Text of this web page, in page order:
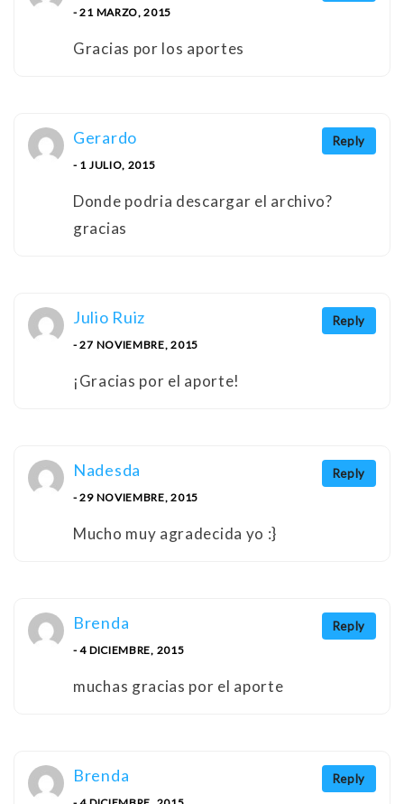
- 21 MARZO, 2015
Gracias por los aportes
Reply
Gerardo
- 1 JULIO, 2015
Donde podria descargar el archivo?
gracias
Reply
Julio Ruiz
- 27 NOVIEMBRE, 2015
¡Gracias por el aporte!
Reply
Nadesda
- 29 NOVIEMBRE, 2015
Mucho muy agradecida yo :}
Reply
Brenda
- 4 DICIEMBRE, 2015
muchas gracias por el aporte
Reply
Brenda